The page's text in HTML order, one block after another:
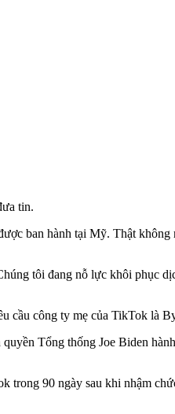
tin.
ban hành tại Mỹ. Thật không
tôi đang nỗ lực khôi phục
công ty mẹ của TikTok là
Tổng thống Joe Biden
trong 90 ngày sau khi nhậm